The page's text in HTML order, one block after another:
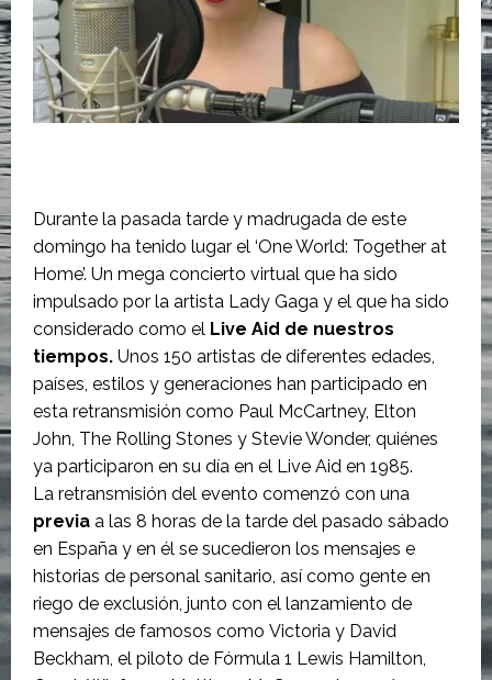
Durante la pasada tarde y madrugada de este
domingo ha tenido lugar el ‘One World: Together at
Home’. Un mega concierto virtual que ha sido
impulsado por la artista Lady Gaga y el que ha sido
considerado como el Live Aid de nuestros
tiempos. Unos 150 artistas de diferentes edades,
países, estilos y generaciones han participado en
esta retransmisión como Paul McCartney, Elton
John, The Rolling Stones y Stevie Wonder, quiénes
ya participaron en su día en el Live Aid en 1985.
La retransmisión del evento comenzó con una
previa a las 8 horas de la tarde del pasado sábado
en España y en él se sucedieron los mensajes e
historias de personal sanitario, así como gente en
riego de exclusión, junto con el lanzamiento de
mensajes de famosos como Victoria y David
Beckham, el piloto de Fórmula 1 Lewis Hamilton,